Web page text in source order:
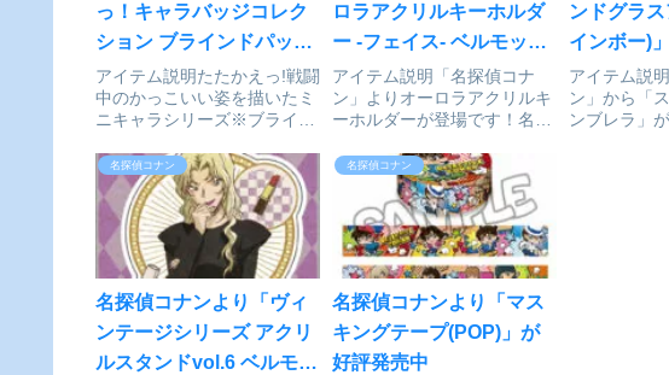
っ！キャラバッジコレク
ション ブラインドパック
8個入りBOXが予約受付
開始
アイテム説明たたかえっ!戦闘
中のかっこいい姿を描いたミ
ニキャラシリーズ※ブライン
が届くかは、商品が到着して
からのお楽しみです。名探偵
コナン_たたかえっ!キャラバ
ッジコレクション ブラインド
パック 1BOX©青山剛昌...
ロラアクリルキーホルダ
ー -フェイス- ベルモッ
ト」が予約受付開始
アイテム説明「名探偵コナ
ン」よりオーロラアクリルキ
ーホルダーが登場です！名探
キーホルダー -フェイス- ベル
モット©青山剛昌/小学館・読
売テレビ・TMS 1996colleize
で探す
ンドグラ
インボー)
アイテム説
ン」から「
ンブレラ」
名探偵コナン
名探偵コナンより「ヴィ
ンテージシリーズ アクリ
ルスタンドvol.6 ベルモッ
名探偵コナン
名探偵コナンより「マス
キングテープ(POP)」が
好評発売中